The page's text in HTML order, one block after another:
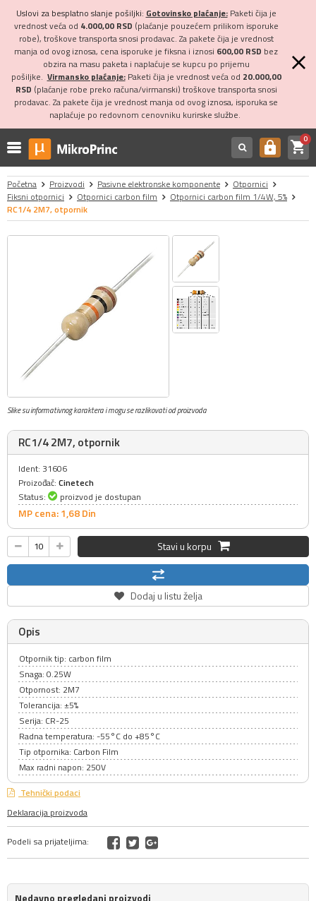
Uslovi za besplatno slanje pošiljki: Gotovinsko plaćanje:Paketi čija je
vrednost veća od 4.000,00 RSD (plaćanje pouzećem prilikom isporuke
robe), troškove transporta snosi prodavac. Za pakete čija je vrednost
manja od ovog iznosa, cena isporuke je fiksna i iznosi 600,00 RSD bez
obzira na masu paketa i naplaćuje se kupcu po prijemu
pošiljke. Virmansko plaćanje:Paketi čija je vrednost veća od 20.000,00
RSD (plaćanje robe preko računa/virmanski) troškove transporta snosi
prodavac. Za pakete čija je vrednost manja od ovog iznosa, isporuka se
naplaćuje po redovnom cenovniku kurirske službe.
https shopping_cart0
Početna Proizvodi Pasivne elektronske komponente
Otpornici
Fiksni otpornici
Otpornici carbon film
Otpornici carbon film 1/4W, 5%
RC1/4 2M7, otpornik
Slike su informativnog karaktera i mogu se razlikovati od proizvoda
RC1/4 2M7, otpornik
Ident: 31606
Proizođač: Cinetech
Status:
proizvod je dostupan
MP cena: 1,68Din
Stavi u korpu
Dodaj u listu želja
Opis
Otpornik tip: carbon film
Snaga: 0.25W
Otpornost: 2M7
Tolerancija: ±5%
Serija: CR-25
Radna temperatura: -55°C do +85°C
Tip otpornika: Carbon Film
Max radni napon: 250V
Tehnički podaci
Deklaracija proizvoda
Podeli sa prijateljima:
Nedavno pregledani proizvodi